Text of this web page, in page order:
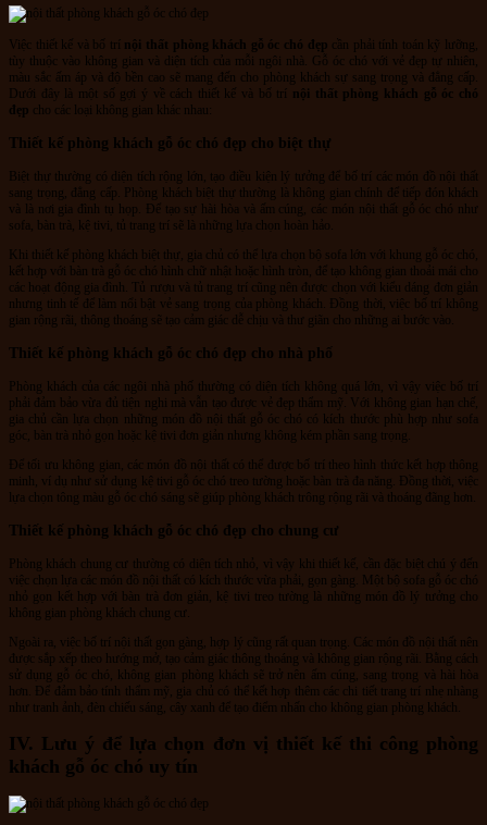
Việc thiết kế và bố trí nội thất phòng khách gỗ óc chó đẹp cần phải tính toán kỹ lưỡng,
tùy thuộc vào không gian và diện tích của mỗi ngôi nhà. Gỗ óc chó với vẻ đẹp tự nhiên,
màu sắc ấm áp và độ bền cao sẽ mang đến cho phòng khách sự sang trọng và đẳng cấp.
Dưới đây là một số gợi ý về cách thiết kế và bố trí nội thất phòng khách gỗ óc chó
đẹp cho các loại không gian khác nhau:
Thiết kế phòng khách gỗ óc chó đẹp cho biệt thự
Biệt thự thường có diện tích rộng lớn, tạo điều kiện lý tưởng để bố trí các món đồ nội thất
sang trọng, đẳng cấp. Phòng khách biệt thự thường là không gian chính để tiếp đón khách
và là nơi gia đình tụ họp. Để tạo sự hài hòa và ấm cúng, các món nội thất gỗ óc chó như
sofa, bàn trà, kệ tivi, tủ trang trí sẽ là những lựa chọn hoàn hảo.
Khi thiết kế phòng khách biệt thự, gia chủ có thể lựa chọn bộ sofa lớn với khung gỗ óc chó,
kết hợp với bàn trà gỗ óc chó hình chữ nhật hoặc hình tròn, để tạo không gian thoải mái cho
các hoạt động gia đình. Tủ rượu và tủ trang trí cũng nên được chọn với kiểu dáng đơn giản
nhưng tinh tế để làm nổi bật vẻ sang trọng của phòng khách. Đồng thời, việc bố trí không
gian rộng rãi, thông thoáng sẽ tạo cảm giác dễ chịu và thư giãn cho những ai bước vào.
Thiết kế phòng khách gỗ óc chó đẹp cho nhà phố
Phòng khách của các ngôi nhà phố thường có diện tích không quá lớn, vì vậy việc bố trí
phải đảm bảo vừa đủ tiện nghi mà vẫn tạo được vẻ đẹp thẩm mỹ. Với không gian hạn chế,
gia chủ cần lựa chọn những món đồ nội thất gỗ óc chó có kích thước phù hợp như sofa
góc, bàn trà nhỏ gọn hoặc kệ tivi đơn giản nhưng không kém phần sang trọng.
Để tối ưu không gian, các món đồ nội thất có thể được bố trí theo hình thức kết hợp thông
minh, ví dụ như sử dụng kệ tivi gỗ óc chó treo tường hoặc bàn trà đa năng. Đồng thời, việc
lựa chọn tông màu gỗ óc chó sáng sẽ giúp phòng khách trông rộng rãi và thoáng đãng hơn.
Thiết kế phòng khách gỗ óc chó đẹp cho chung cư
Phòng khách chung cư thường có diện tích nhỏ, vì vậy khi thiết kế, cần đặc biệt chú ý đến
việc chọn lựa các món đồ nội thất có kích thước vừa phải, gọn gàng. Một bộ sofa gỗ óc chó
nhỏ gọn kết hợp với bàn trà đơn giản, kệ tivi treo tường là những món đồ lý tưởng cho
không gian phòng khách chung cư.
Ngoài ra, việc bố trí nội thất gọn gàng, hợp lý cũng rất quan trọng. Các món đồ nội thất nên
được sắp xếp theo hướng mở, tạo cảm giác thông thoáng và không gian rộng rãi. Bằng cách
sử dụng gỗ óc chó, không gian phòng khách sẽ trở nên ấm cúng, sang trọng và hài hòa
hơn. Để đảm bảo tính thẩm mỹ, gia chủ có thể kết hợp thêm các chi tiết trang trí nhẹ nhàng
như tranh ảnh, đèn chiếu sáng, cây xanh để tạo điểm nhấn cho không gian phòng khách.
IV. Lưu ý để lựa chọn đơn vị thiết kế thi công phòng
khách gỗ óc chó uy tín